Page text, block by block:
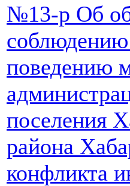
№13-р Об
поведению
поселения
района
конфликта